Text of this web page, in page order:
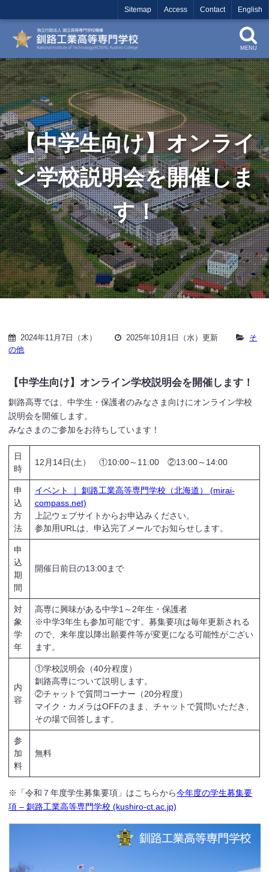
Sitemap Access Contact English
MENU
【中学生向け】オンライ
ン学校説明会を開催しま
す！
2024年11月7日（木） 2025年10月1日（水）更新
そ
の他
【中学生向け】オンライン学校説明会を開催します！
釧路高専では、中学生・保護者のみなさま向けにオンライン学校
説明会を開催します。
みなさまのご参加をお待ちしています！
日
時
12月14日(土） ①10:00～11:00 ②13:00～14:00
申
込
方
法
イベント ｜ 釧路工業高等専門学校（北海道） (mirai-
compass.net)
上記ウェブサイトからお申込みください。
参加用URLは、申込完了メールでお知らせします。
申
込
期
間
開催日前日の13:00まで
対
象
学
年
高専に興味がある中学1～2年生・保護者
※中学3年生も参加可能です。募集要項は毎年更新される
ので、来年度以降出願要件等が変更になる可能性がござい
ます。
内
容
①学校説明会（40分程度）
釧路高専について説明します。
②チャットで質問コーナー（20分程度）
マイク・カメラはOFFのまま、チャットで質問いただき、
その場で回答します。
参
加
料
無料
※「令和７年度学生募集要項」はこちらから今年度の学生募集要
項 – 釧路工業高等専門学校 (kushiro-ct.ac.jp)